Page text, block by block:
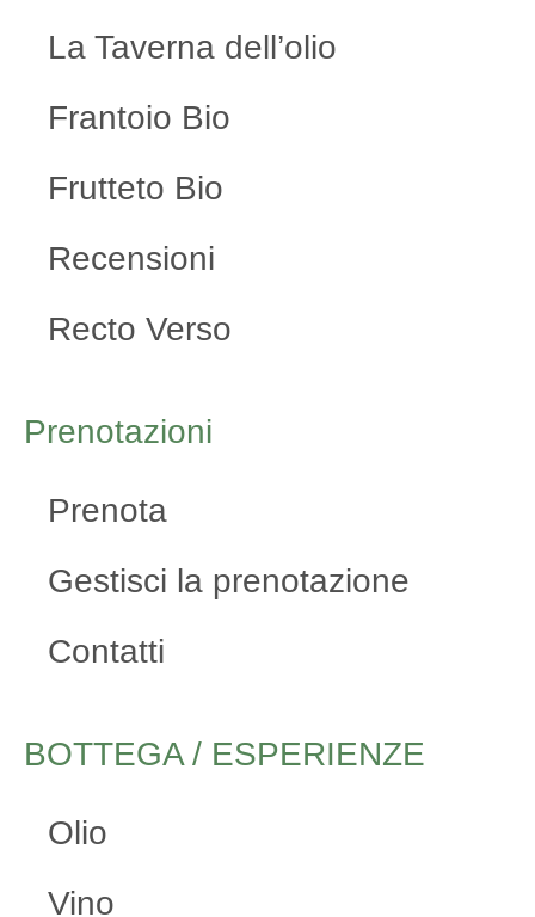
La Taverna dell’olio
Frantoio Bio
Frutteto Bio
Recensioni
Recto Verso
Prenotazioni
Prenota
Gestisci la prenotazione
Contatti
BOTTEGA / ESPERIENZE
Olio
Vino